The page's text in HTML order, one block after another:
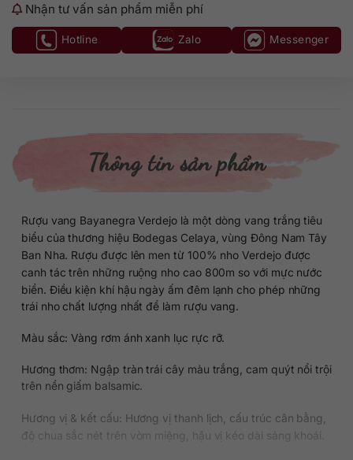
Nhận tư vấn sản phẩm miễn phí
Hotline Zalo Messenger
Thông tin sản phẩm
Rượu vang Bayanegra Verdejo là một dòng vang trắng tiêu
biểu của thương hiệu Bodegas Celaya, vùng Đông Nam Tây
Ban Nha. Rượu được lên men từ 100% nho Verdejo được
canh tác trên những ruộng nho cao 800m so với mực nước
biển. Điều kiện khí hậu ngày ấm đêm lạnh cho phép những
trái nho chất lượng nhất để làm rượu vang.
Màu sắc: Vàng rơm ánh xanh lục rực rỡ.
Hương thơm: Ngập tràn trái cây màu trắng, cam quýt nổi trội
trên nền giấm balsamic.
Hương vị & kết cấu: Hương vị thanh lịch, cấu trúc cân bằng,
độ chua sắc nét trên vòm miệng, hậu vị kéo dài sảng khoái.